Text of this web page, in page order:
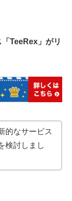
TeeRex」がリ
的なサービス
検討しまし